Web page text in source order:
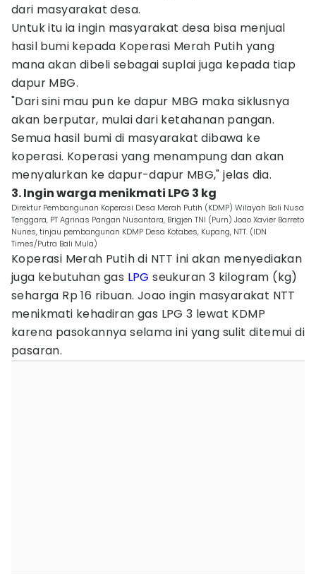
dari masyarakat desa.
Untuk itu ia ingin masyarakat desa bisa menjual
hasil bumi kepada Koperasi Merah Putih yang
mana akan dibeli sebagai suplai juga kepada tiap
dapur MBG.
"Dari sini mau pun ke dapur MBG maka siklusnya
akan berputar, mulai dari ketahanan pangan.
Semua hasil bumi di masyarakat dibawa ke
koperasi. Koperasi yang menampung dan akan
menyalurkan ke dapur-dapur MBG," jelas dia.
3. Ingin warga menikmati LPG 3 kg
Direktur Pembangunan Koperasi Desa Merah Putih (KDMP) Wilayah Bali Nusa
Tenggara, PT Agrinas Pangan Nusantara, Brigjen TNI (Purn) Joao Xavier Barreto
Nunes, tinjau pembangunan KDMP Desa Kotabes, Kupang, NTT. (IDN
Times/Putra Bali Mula)
Koperasi Merah Putih di NTT ini akan menyediakan
juga kebutuhan gas LPG seukuran 3 kilogram (kg)
seharga Rp 16 ribuan. Joao ingin masyarakat NTT
menikmati kehadiran gas LPG 3 lewat KDMP
karena pasokannya selama ini yang sulit ditemui di
pasaran.